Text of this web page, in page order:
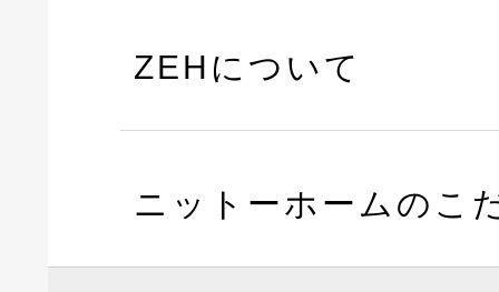
ZEHについて
ニットーホームのこ